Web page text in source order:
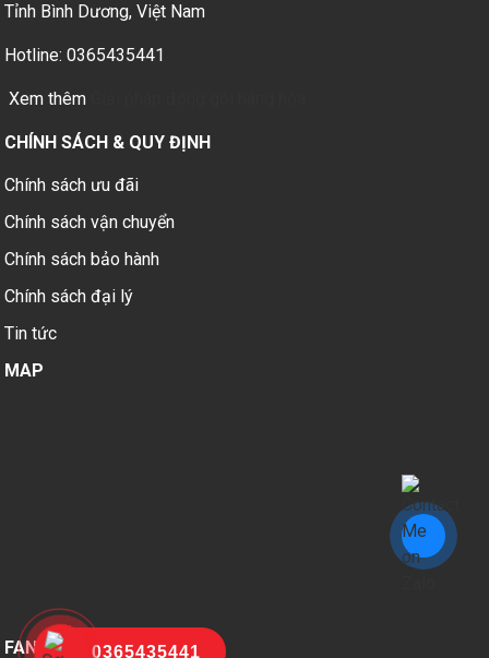
Tỉnh Bình Dương, Việt Nam
Hotline: 0365435441
Xem thêm
CHÍNH SÁCH & QUY ĐỊNH
Chính sách ưu đãi
Chính sách vận chuyển
Chính sách bảo hành
Chính sách đại lý
Tin tức
MAP
FANPAGE FACEBOOK
0365435441